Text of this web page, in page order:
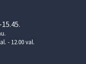
- 12.00 val.